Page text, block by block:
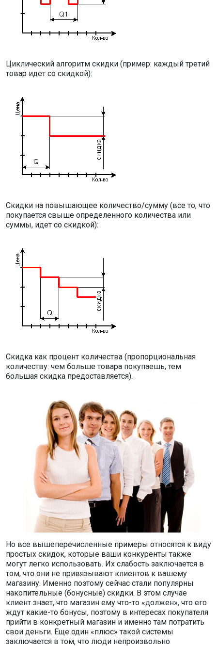
Циклический алгоритм скидки (пример: каждый третий
товар идет со скидкой):
Скидки на повышающее количество/сумму (все то, что
покупается свыше определенного количества или
суммы, идет со скидкой):
Скидка как процент количества (пропорциональная
количеству: чем больше товара покупаешь, тем
большая скидка предоставляется).
Но все вышеперечисленные примеры относятся к виду
простых скидок, которые ваши конкуренты также
могут легко использовать. Их слабость заключается в
том, что они не привязывают клиентов к вашему
магазину. Именно поэтому сейчас стали популярны
накопительные (бонусные) скидки. В этом случае
клиент знает, что магазин ему что-то «должен», что его
ждут какие-то бонусы, поэтому в интересах покупателя
прийти в конкретный магазин и именно там потратить
свои деньги. Еще один «плюс» такой системы
заключается в том, что люди непроизвольно